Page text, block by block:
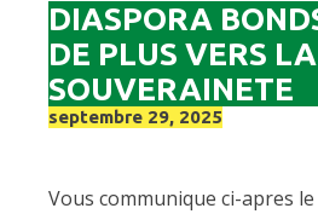
DIASPORA
DE PLUS VERS LA
SOUVERAINETE
septembre 29, 2025
Vous communique ci-apres